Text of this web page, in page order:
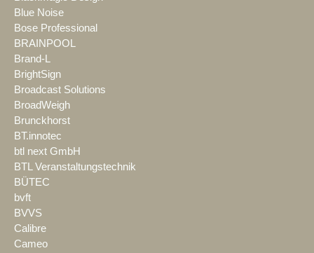
Blue Noise
Bose Professional
BRAINPOOL
Brand-L
BrightSign
Broadcast Solutions
BroadWeigh
Brunckhorst
BT.innotec
btl next GmbH
BTL Veranstaltungstechnik
BÜTEC
bvft
BVVS
Calibre
Cameo